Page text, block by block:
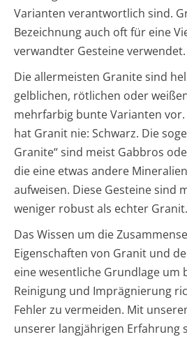
Varianten verantwortlich sind.
Bezeichnung auch oft für eine
verwandter Gesteine verwendet.
Die allermeisten Granite sind
gelblichen, rötlichen oder
mehrfarbig bunte Varianten vor.
hat Granit nie: Schwarz. Die
Granite“ sind meist Gabbros
die eine etwas andere
aufweisen. Diese Gesteine sind
weniger robust als echter Granit.
Das Wissen um die
Eigenschaften von Granit und
eine wesentliche Grundlage um
Reinigung und Imprägnierung
Fehler zu vermeiden. Mit
unserer langjährigen Erfahrung